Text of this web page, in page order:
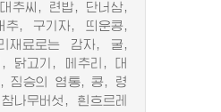
추씨, 련밥, 단너삼,
, 구기자, 띄운콩,
재료로는 감자, 굴,
, 닭고기, 메추리, 대
짐승의 염통, 콩, 령
나무버섯, 흰흐르레